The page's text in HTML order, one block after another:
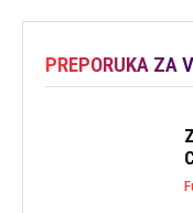
PREPORUKA ZA